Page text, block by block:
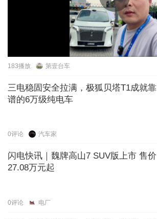
183播放 第壹台车
三电稳固安全拉满，极狐贝塔T1成就靠
谱的6万级纯电车
0评论 汽车家
闪电快讯｜魏牌高山7 SUV版上市 售价
27.08万元起
0评论 电厂